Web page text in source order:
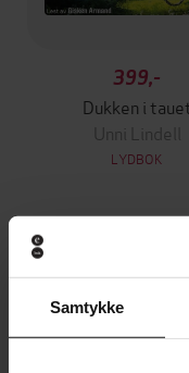
Samtykke
399,-
Dukken i
Unni Lindell
LYDBOK
Andre har
Vinner av